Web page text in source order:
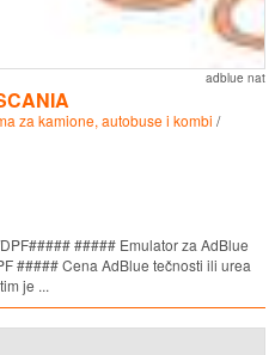
adblue nat
za kamione, autobuse i kombi /
##### Emulator za AdBlue
##### Cena AdBlue tečnosti ili urea
je ...